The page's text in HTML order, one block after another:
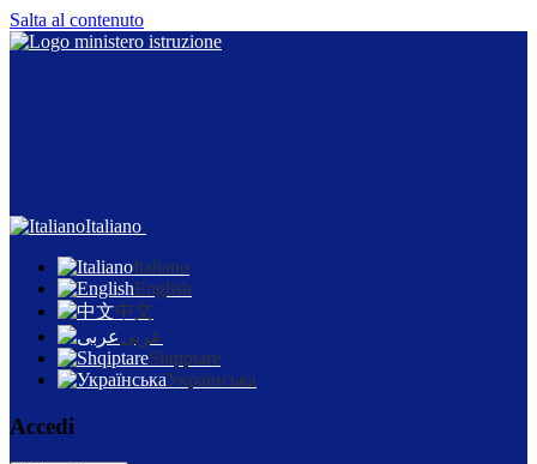
Salta al contenuto
Italiano
Italiano
English
中文
عربى
Shqiptare
Українська
Accedi